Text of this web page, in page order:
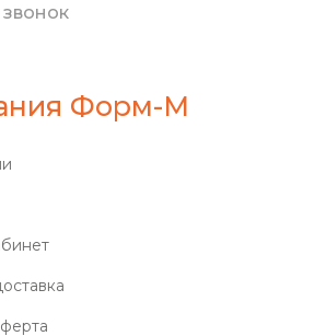
звонок
Форм-М